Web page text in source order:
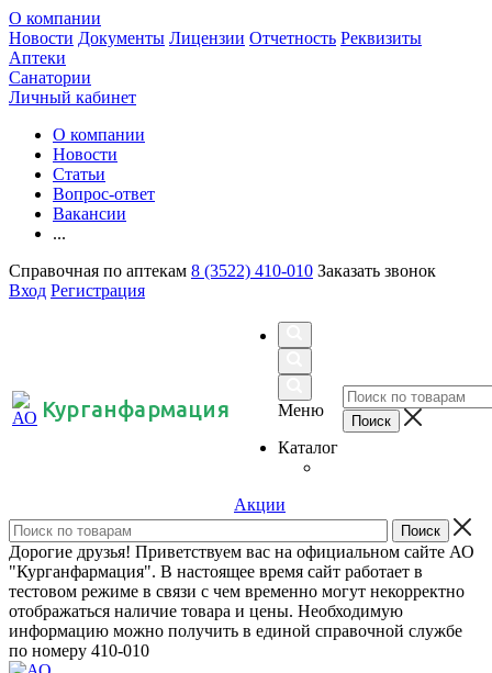
О компании
Новости Документы Лицензии Отчетность Реквизиты
Аптеки
Санатории
Личный кабинет
О компании
Новости
Статьи
Вопрос-ответ
Вакансии
...
Справочная по аптекам 8 (3522) 410-010 Заказать звонок
Вход Регистрация
Курганфармация
Меню
Каталог
Акции
Дорогие друзья! Приветствуем вас на официальном сайте АО
"Курганфармация". В настоящее время сайт работает в
тестовом режиме в связи с чем временно могут некорректно
отображаться наличие товара и цены. Необходимую
информацию можно получить в единой справочной службе
по номеру 410-010